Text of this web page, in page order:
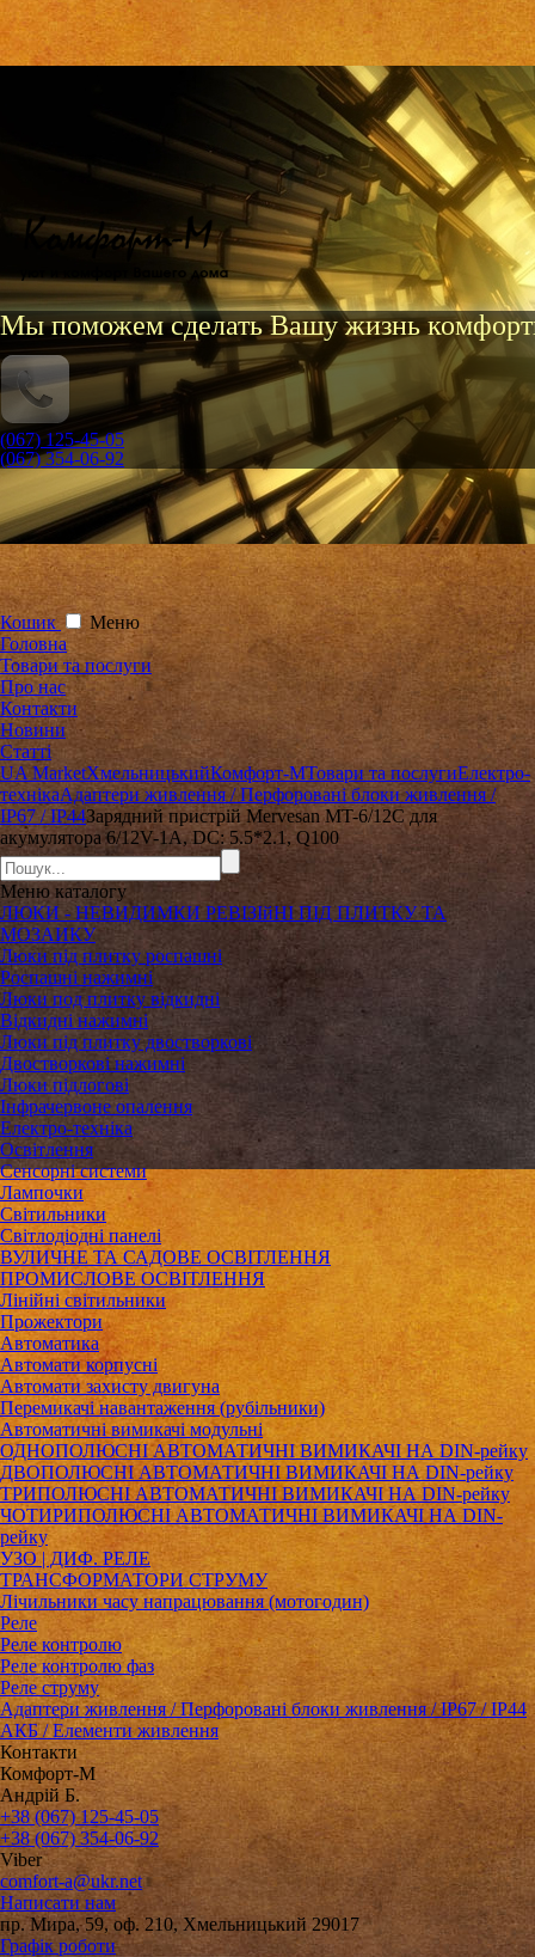
Мы поможем сделать Вашу жизнь
(067) 125-45-05
(067) 354-06-92
Кошик
Меню
Головна
Товари та послуги
Про нас
Контакти
Новини
Статті
UA MarketХмельницькийКомфорт-МТовари та послугиЕлектро-
технікаАдаптери живлення / Перфоровані блоки живлення /
IP67 / IP44Зарядний пристрій Mervesan MT-6/12C для
акумулятора 6/12V-1A, DC: 5.5*2.1, Q100
Меню каталогу
ЛЮКИ - НЕВИДИМКИ РЕВІЗІйНІ ПІД ПЛИТКУ ТА
МОЗАИКУ
Люки під плитку роспашні
Роспашні нажимні
Люки под плитку відкидні
Відкидні нажимні
Люки під плитку двостворкові
Двостворкові нажимні
Люки підлогові
Інфрачервоне опалення
Електро-техніка
Освітлення
Сенсорні системи
Лампочки
Світильники
Світлодіодні панелі
ВУЛИЧНЕ ТА САДОВЕ ОСВІТЛЕННЯ
ПРОМИСЛОВЕ ОСВІТЛЕННЯ
Лінійні світильники
Прожектори
Автоматика
Автомати корпусні
Автомати захисту двигуна
Перемикачі навантаження (рубільники)
Автоматичні вимикачі модульні
ОДНОПОЛЮСНІ АВТОМАТИЧНІ ВИМИКАЧІ НА DIN-рейку
ДВОПОЛЮСНІ АВТОМАТИЧНІ ВИМИКАЧІ НА DIN-рейку
ТРИПОЛЮСНІ АВТОМАТИЧНІ ВИМИКАЧІ НА DIN-рейку
ЧОТИРИПОЛЮСНІ АВТОМАТИЧНІ ВИМИКАЧІ НА DIN-
рейку
УЗО | ДИФ. РЕЛЕ
ТРАНСФОРМАТОРИ СТРУМУ
Лічильники часу напрацювання (мотогодин)
Реле
Реле контролю
Реле контролю фаз
Реле струму
Адаптери живлення / Перфоровані блоки живлення / IP67 / IP44
АКБ / Елементи живлення
Контакти
Комфорт-М
Андрій Б.
+38 (067) 125-45-05
+38 (067) 354-06-92
Viber
comfort-a@ukr.net
Написати нам
пр. Мира, 59, оф. 210, Хмельницький 29017
Графік роботи